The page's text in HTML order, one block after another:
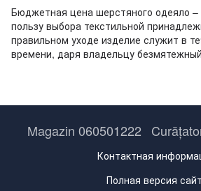
Бюджетная цена шерстяного одеяло
пользу выбора текстильной
правильном уходе изделие служит в
времени, даря владельцу
Magazin 060501222
Контактная
Полная версия